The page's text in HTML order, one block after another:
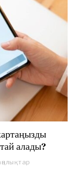
алады?